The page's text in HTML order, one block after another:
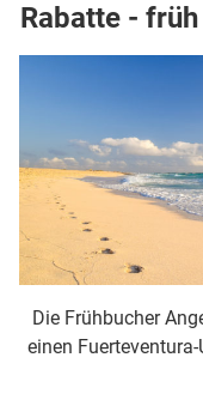
Rabatte -
Die Frühbucher
einen